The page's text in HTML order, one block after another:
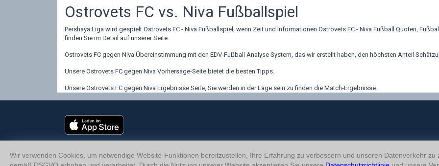
Ostrovets FC vs. Niva Fußballspiel
Pershaya Liga wird gespielt Ostrovets FC - Niva Fußballspiel, wenn Zeit und Informationen Ostrovets FC - Niva Fußball Quoten,
finden Sie im Detail auf unserer Seite.
Ostrovets FC gegen Niva Übereinstimmung mit den EDV-Fußball Analyse System, das wir erstellt haben, den höchsten Anteil
Unsere Ostrovets FC gegen Niva Vorhersage-Seite bietet die besten Tipps.
Unsere Ostrovets FC gegen Niva Ergebnisse Seite, Sie werden in der Lage sein zu finden die Match-Ergebnisse.
Wir verwenden Cookies, um notwendige Website-Funktionen bereitzustellen, Ihre Erfahrung zu verbessern und unseren Datenverkehr